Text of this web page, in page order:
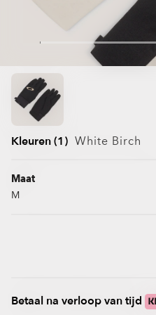
Kleuren (1) White Birch
Maat
M
Betaal na verloop van tijd